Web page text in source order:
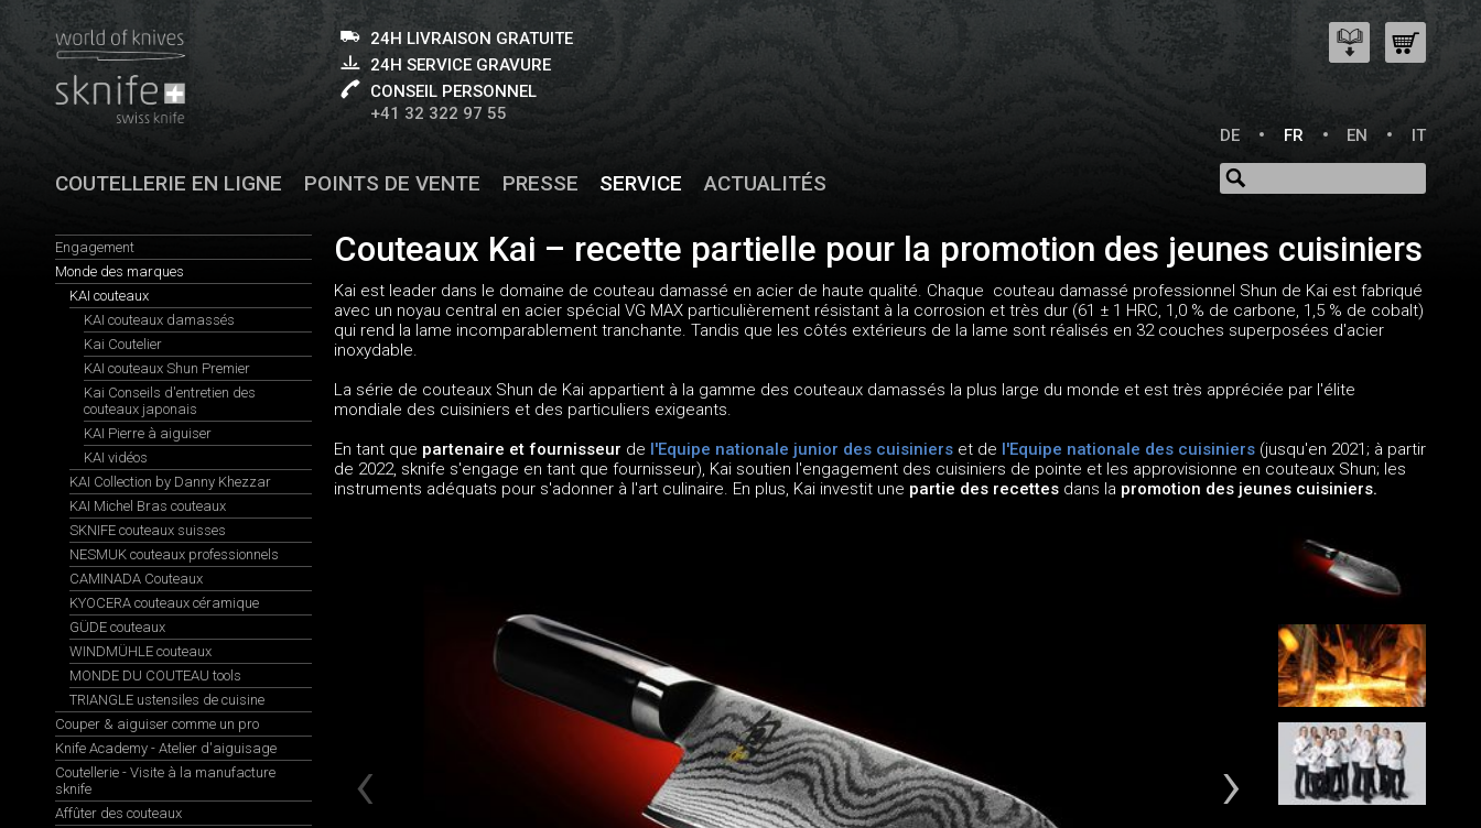
24H LIVRAISON GRATUITE
24H SERVICE GRAVURE
CONSEIL PERSONNEL
+41 32 322 97 55
DE
FR EN IT
COUTELLERIE EN LIGNE POINTS DE VENTE PRESSE SERVICE ACTUALITÉS
Engagement
Monde des marques
KAI couteaux
KAI couteaux damassés
Kai Coutelier
KAI couteaux Shun Premier
Kai Conseils d'entretien des
couteaux japonais
KAI Pierre à aiguiser
KAI vidéos
KAI Collection by Danny Khezzar
KAI Michel Bras couteaux
SKNIFE couteaux suisses
NESMUK couteaux professionnels
CAMINADA Couteaux
KYOCERA couteaux céramique
GÜDE couteaux
WINDMÜHLE couteaux
MONDE DU COUTEAU tools
TRIANGLE ustensiles de cuisine
Couper & aiguiser comme un pro
Knife Academy - Atelier d'aiguisage
Coutellerie - Visite à la manufacture
sknife
Affûter des couteaux
Couteaux Kai – recette partielle pour la promotion des jeunes cuisiniers
Kai est leader dans le domaine de couteau damassé en acier de haute qualité. Chaque couteau damassé professionnel Shun de Kai est fabriqué
avec un noyau central en acier spécial VG MAX particulièrement résistant à la corrosion et très dur (61 ± 1 HRC, 1,0 % de carbone, 1,5 % de cobalt)
qui rend la lame incomparablement tranchante. Tandis que les côtés extérieurs de la lame sont réalisés en 32 couches superposées d'acier
inoxydable.
La série de couteaux Shun de Kai appartient à la gamme des couteaux damassés la plus large du monde et est très appréciée par l'élite
mondiale des cuisiniers et des particuliers exigeants.
En tant que partenaire et fournisseur de l'Equipe nationale junior des cuisinierset de l'Equipe nationale des cuisiniers(jusqu'en 2021; à partir
de 2022, sknife s'engage en tant que fournisseur), Kai soutien l'engagement des cuisiniers de pointe et les approvisionne en couteaux Shun; les
instruments adéquats pour s'adonner à l'art culinaire. En plus, Kai investit une partie des recettesdans la promotion des jeunes cuisiniers.